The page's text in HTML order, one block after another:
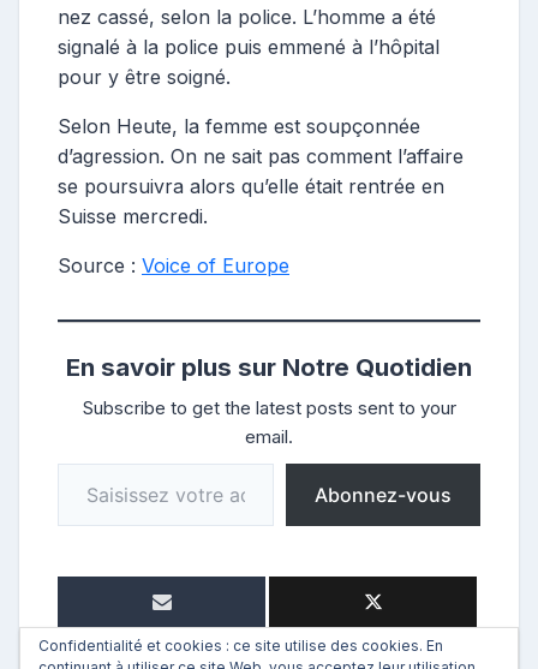
nez cassé, selon la police. L’homme a été
signalé à la police puis emmené à l’hôpital
pour y être soigné.
Selon Heute, la femme est soupçonnée
d’agression. On ne sait pas comment l’affaire
se poursuivra alors qu’elle était rentrée en
Suisse mercredi.
Source : Voice of Europe
En savoir plus sur Notre Quotidien
Subscribe to get the latest posts sent to your
email.
Saisissez votre adresse e-mail…
Abonnez-vous
Confidentialité et cookies : ce site utilise des cookies. En